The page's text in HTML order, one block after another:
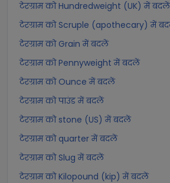
टेरग्राम को Hundredweight (UK) में बदलें
टेरग्राम को Scruple (apothecary) में
टेरग्राम को Grain में बदलें
टेरग्राम को Pennyweight में बदलें
टेरग्राम को Ounce में बदलें
टेरग्राम को पाउंड में बदलें
टेरग्राम को stone (US) में बदलें
टेरग्राम को quarter में बदलें
टेरग्राम को Slug में बदलें
टेरग्राम को Kilopound (kip) में बदलें